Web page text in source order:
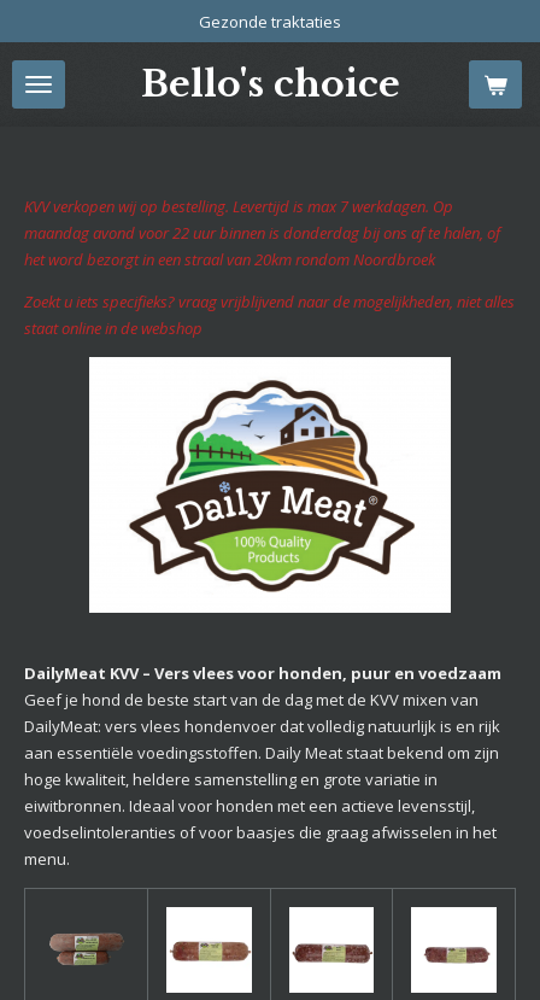
naar
de
Bello's choice
Gezonde traktaties
KVV verkopen wij op bestelling. Levertijd is max 7 werkdagen. Op
maandag avond voor 22 uur binnen is donderdag bij ons af te halen, of
het word bezorgt in een straal van 20km rondom Noordbroek
Zoekt u iets specifieks? vraag vrijblijvend naar de mogelijkheden, niet alles
staat online in de webshop
DailyMeat KVV – Vers vlees voor honden, puur en voedzaam
Geef je hond de beste start van de dag met de KVV mixen van
DailyMeat: vers vlees hondenvoer dat volledig natuurlijk is en rijk
aan essentiële voedingsstoffen. Daily Meat staat bekend om zijn
hoge kwaliteit, heldere samenstelling en grote variatie in
eiwitbronnen. Ideaal voor honden met een actieve levensstijl,
voedselintoleranties of voor baasjes die graag afwisselen in het
menu.